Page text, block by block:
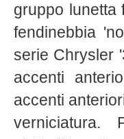
gruppo lunetta
fendinebbia
serie Chrysler
accenti
accenti
verniciatura.